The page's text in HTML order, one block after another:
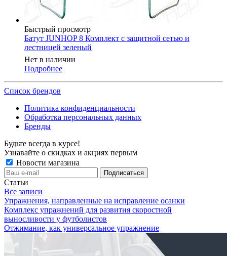
Быстрый просмотр
Батут JUNHOP 8 Комплект с защитной сетью и
лестницей зеленый
Нет в наличии
Подробнее
Список брендов
Политика конфиденциальности
Обработка персональных данных
Бренды
Будьте всегда в курсе!
Узнавайте о скидках и акциях первым
Новости магазина
Статьи
Все записи
Упражнения, направленные на исправление осанки
Комплекс упражнений для развития скоростной
выносливости у футболистов
Отжимание, как универсальное упражнение